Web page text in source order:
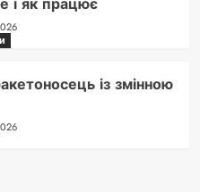
із змінною